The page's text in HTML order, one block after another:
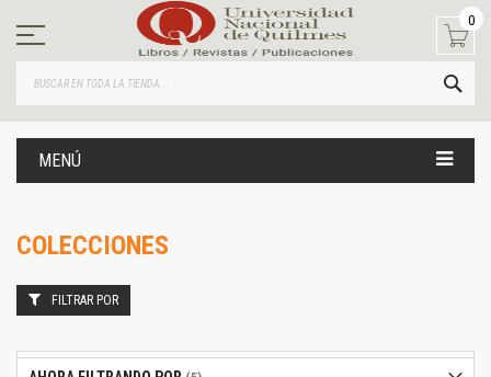
contenido
0
MENÚ
COLECCIONES
FILTRAR POR